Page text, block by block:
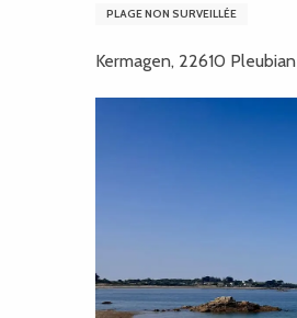
PLAGE NON SURVEILLÉE
Kermagen, 22610 Pleubian